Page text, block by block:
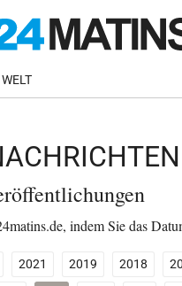
WELT
indem Sie das
2021 2019 2018